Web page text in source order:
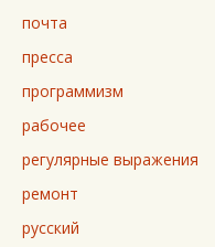
почта
пресса
программизм
рабочее
регулярные выражения
ремонт
русский